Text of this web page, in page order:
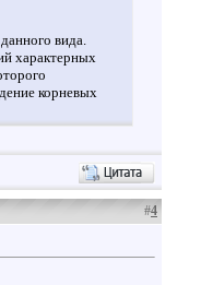
вида.
характерных
корневых
#4